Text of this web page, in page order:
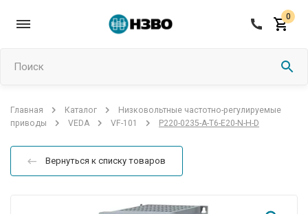
0
Поиск
Главная Каталог
Низковольтные частотно-регулируемые
приводы
VEDA VF-101 P220-0235-A-T6-E20-N-H-D
Вернуться к списку товаров